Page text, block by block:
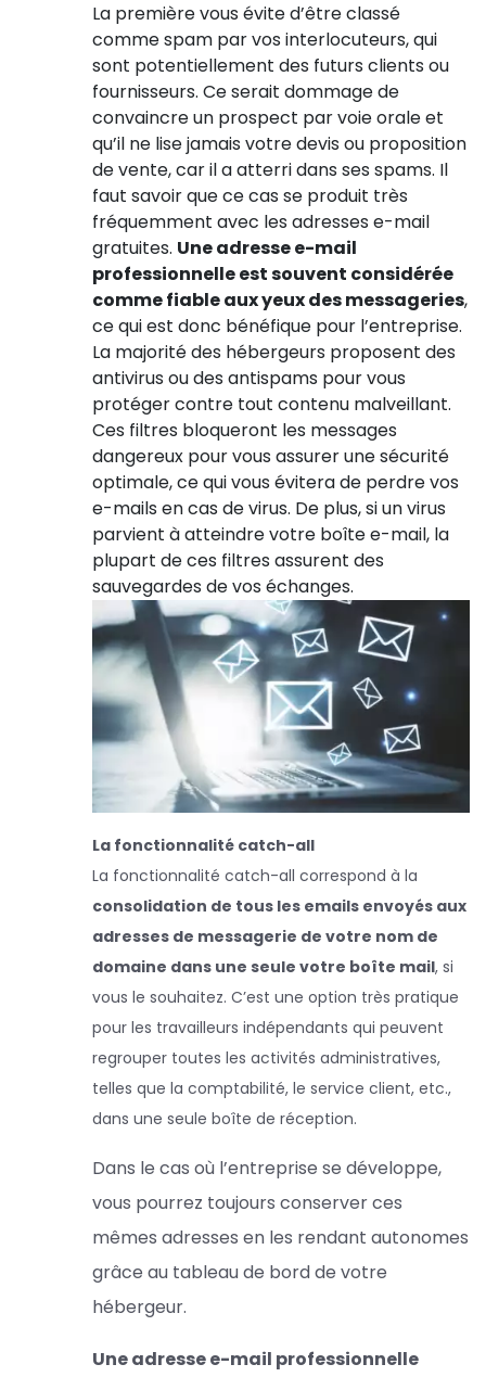
La première vous évite d’être classé
comme spam par vos interlocuteurs, qui
sont potentiellement des futurs clients ou
fournisseurs. Ce serait dommage de
convaincre un prospect par voie orale et
qu’il ne lise jamais votre devis ou proposition
de vente, car il a atterri dans ses spams. Il
faut savoir que ce cas se produit très
fréquemment avec les adresses e-mail
gratuites. Une adresse e-mail
professionnelle est souvent considérée
comme fiable aux yeux des messageries,
ce qui est donc bénéfique pour l’entreprise.
La majorité des hébergeurs proposent des
antivirus ou des antispams pour vous
protéger contre tout contenu malveillant.
Ces filtres bloqueront les messages
dangereux pour vous assurer une sécurité
optimale, ce qui vous évitera de perdre vos
e-mails en cas de virus. De plus, si un virus
parvient à atteindre votre boîte e-mail, la
plupart de ces filtres assurent des
sauvegardes de vos échanges.
La fonctionnalité catch-all
La fonctionnalité catch-all correspond à la
consolidation de tous les emails envoyés aux
adresses de messagerie de votre nom de
domaine dans une seule votre boîte mail, si
vous le souhaitez. C’est une option très pratique
pour les travailleurs indépendants qui peuvent
regrouper toutes les activités administratives,
telles que la comptabilité, le service client, etc.,
dans une seule boîte de réception.
Dans le cas où l’entreprise se développe,
vous pourrez toujours conserver ces
mêmes adresses en les rendant autonomes
grâce au tableau de bord de votre
hébergeur.
Une adresse e-mail professionnelle